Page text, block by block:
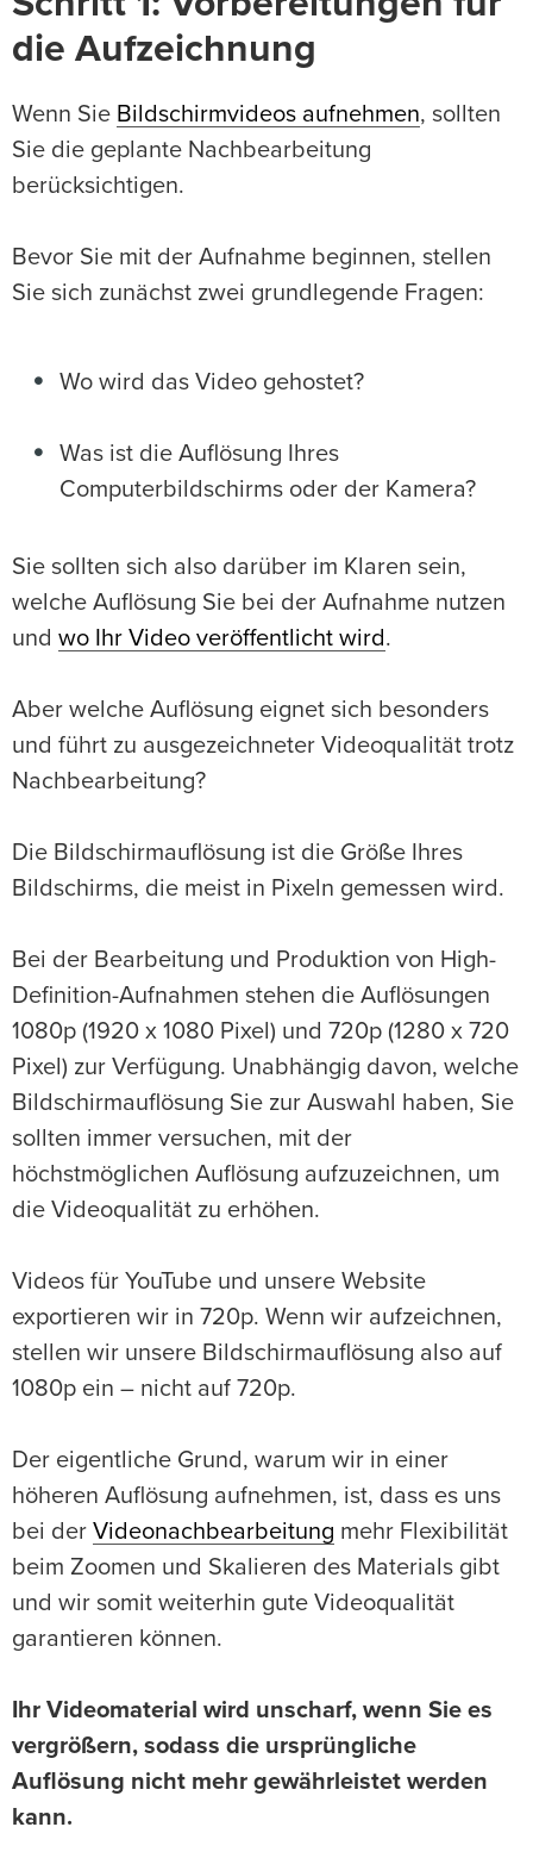
die Aufzeichnung
Wenn Sie Bildschirmvideos aufnehmen, sollten
Sie die geplante Nachbearbeitung
berücksichtigen.
Bevor Sie mit der Aufnahme beginnen, stellen
Sie sich zunächst zwei grundlegende Fragen:
Wo wird das Video gehostet?
Was ist die Auflösung Ihres
Computerbildschirms oder der Kamera?
Sie sollten sich also darüber im Klaren sein,
welche Auflösung Sie bei der Aufnahme nutzen
und wo Ihr Video veröffentlicht wird .
Aber welche Auflösung eignet sich besonders
und führt zu ausgezeichneter Videoqualität trotz
Nachbearbeitung?
Die Bildschirmauflösung ist die Größe Ihres
Bildschirms, die meist in Pixeln gemessen wird.
Bei der Bearbeitung und Produktion von High-
Definition-Aufnahmen stehen die Auflösungen
1080p (1920 x 1080 Pixel) und 720p (1280 x 720
Pixel) zur Verfügung. Unabhängig davon, welche
Bildschirmauflösung Sie zur Auswahl haben, Sie
sollten immer versuchen, mit der
höchstmöglichen Auflösung aufzuzeichnen, um
die Videoqualität zu erhöhen.
Videos für YouTube und unsere Website
exportieren wir in 720p. Wenn wir aufzeichnen,
stellen wir unsere Bildschirmauflösung also auf
1080p ein – nicht auf 720p.
Der eigentliche Grund, warum wir in einer
höheren Auflösung aufnehmen, ist, dass es uns
bei der Videonachbearbeitung mehr Flexibilität
beim Zoomen und Skalieren des Materials gibt
und wir somit weiterhin gute Videoqualität
garantieren können.
Ihr Videomaterial wird unscharf, wenn Sie es
vergrößern, sodass die ursprüngliche
Auflösung nicht mehr gewährleistet werden
kann.